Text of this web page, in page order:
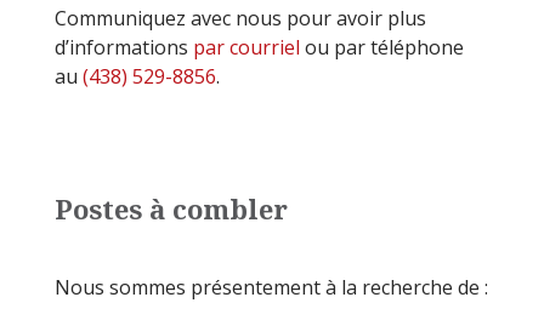
Communiquez avec nous pour avoir plus
d’informations par courriel ou par téléphone
au (438) 529-8856.
Postes à combler
Nous sommes présentement à la recherche de :